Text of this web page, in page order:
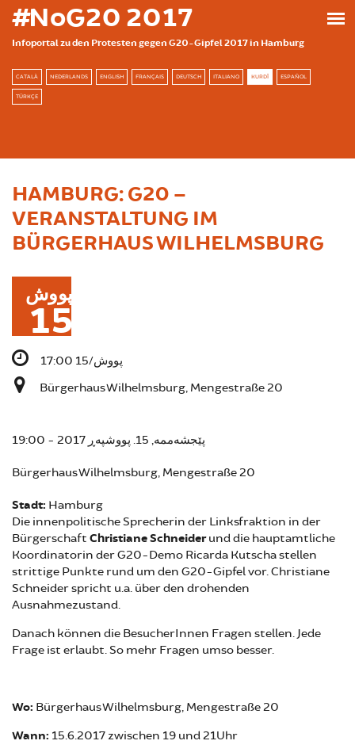
بازبدە بۆ ناوەڕۆکی سەرەکی
#NoG20 2017
Infoportal zu den Protesten gegen G20-Gipfel 2017 in Hamburg
CATALÀ NEDERLANDS ENGLISH FRANÇAIS DEUTSCH ITALIANO KURDÎ ESPAÑOL
TÜRKÇE
HAMBURG: G20 –
VERANSTALTUNG IM
BÜRGERHAUS WILHELMSBURG
پووش
15
پووش/15 17:00
Bürgerhaus Wilhelmsburg, Mengestraße 20
پێجشەممە, 15. پووشپەڕ 2017 - 19:00
Bürgerhaus Wilhelmsburg, Mengestraße 20
Stadt: Hamburg
Die innenpolitische Sprecherin der Linksfraktion in der
Bürgerschaft Christiane Schneiderund die hauptamtliche
Koordinatorin der G20-Demo Ricarda Kutscha stellen
strittige Punkte rund um den G20-Gipfel vor. Christiane
Schneider spricht u.a. über den drohenden
Ausnahmezustand.
Danach können die BesucherInnen Fragen stellen. Jede
Frage ist erlaubt. So mehr Fragen umso besser.
Wo: Bürgerhaus Wilhelmsburg, Mengestraße 20
Wann: 15.6.2017 zwischen 19 und 21Uhr